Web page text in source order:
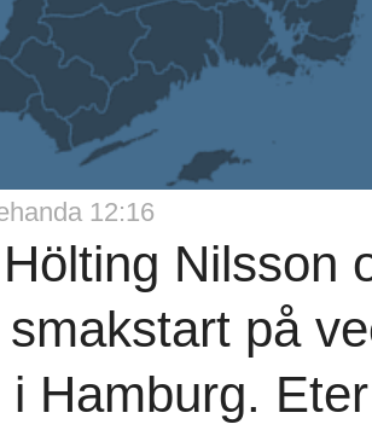
12:16
Nilsson
på
i Hamburg.